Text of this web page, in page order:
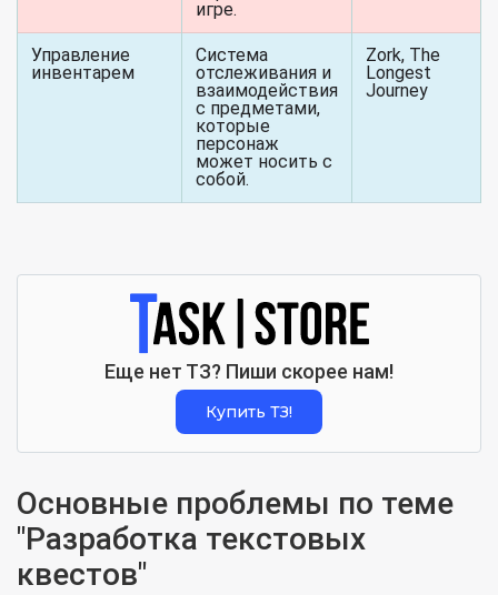
игре.
Управление
инвентарем
Система
отслеживания и
взаимодействия
с предметами,
которые
персонаж
может носить с
собой.
Zork, The
Longest
Journey
Еще нет ТЗ? Пиши скорее нам!
Купить ТЗ!
Основные проблемы по теме
"Разработка текстовых
квестов"